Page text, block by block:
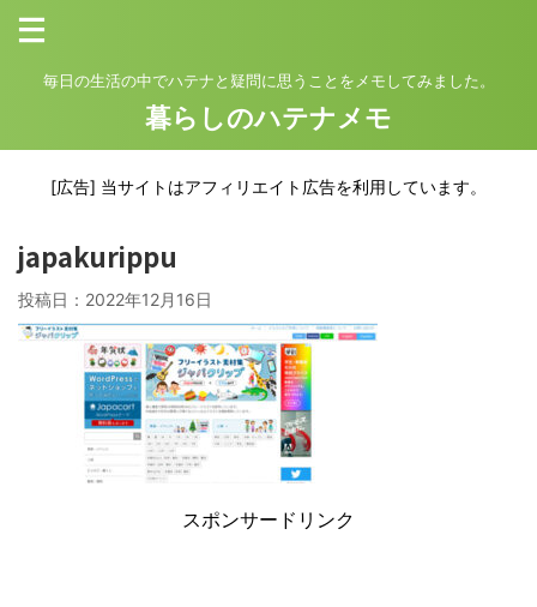
毎日の生活の中でハテナと疑問に思うことをメモしてみました。
暮らしのハテナメモ
[広告] 当サイトはアフィリエイト広告を利用しています。
japakurippu
投稿日： 2022年12月16日
スポンサードリンク